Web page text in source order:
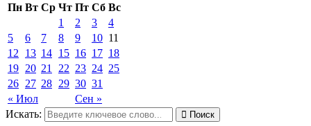
Пн Вт Ср Чт Пт Сб Вс
« Июл Сен »
1 2 3
4
5
6 7 8 9 10 11
12
13 14 15 16 17 18
19 20 21 22 23 24 25
26 27 28 29 30 31
Искать: Поиск